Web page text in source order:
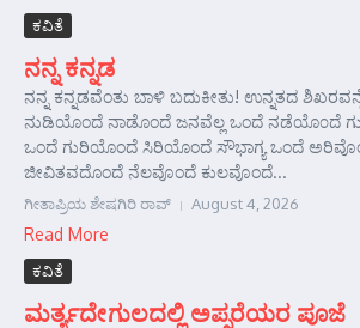
ಕವಿತೆ
ನನ್ನ ಕನ್ನಡ
ನನ್ನ ಕನ್ನಡವೆಂತು ಬಾಳಿ ಬದುಕೀತು! ಉನ್ನತದ
ನುಡಿಯೊಂದೆ ನಾಡೊಂದೆ ಜನವೆಲ್ಲ ಒಂದೆ ನಡೆಯೊ೦ದೆ
ಒಂದೆ ಗುರಿಯೊಂದೆ ಸಿರಿಯೊಂದೆ ಸೌಭಾಗ್ಯ ಒಂದೆ
ಜೀವಿತವದೊಂದೆ ನೆಲವೊಂದೆ ಕುಲವೊಂದೆ...
ಗೀತಾಪ್ರಿಯ ಶೇಷಗಿರಿ ರಾವ್ August 4, 2026
Read More
ಕವಿತೆ
ಮರ್ತ್ಯದೇಗುಲದಲ್ಲಿ ಅಪ್ಸರೆಯರ ಪೂಜೆ